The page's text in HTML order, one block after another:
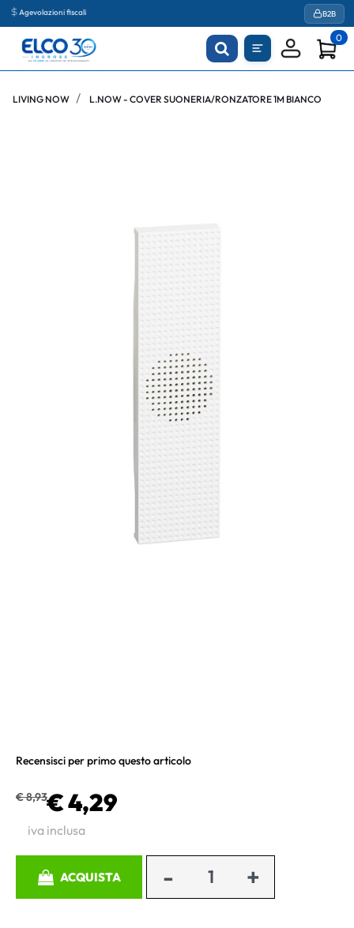
Agevolazioni fiscali B2B
0
LIVING NOW L.NOW - COVER SUONERIA/RONZATORE 1M BIANCO
Recensisci per primo questo articolo
€ 8,93€ 4,29
iva inclusa
ACQUISTA